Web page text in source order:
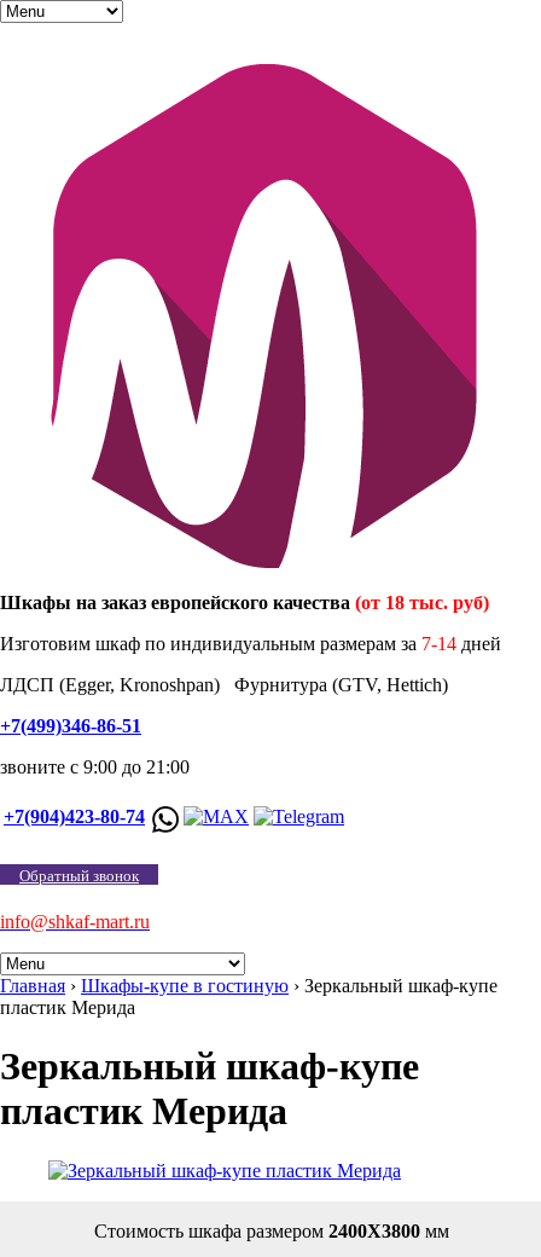
Шкафы на заказ европейского качества (от 18 тыс. руб)
Изготовим шкаф по индивидуальным размерам за 7-14 дней
ЛДСП (Egger, Kronoshpan) Фурнитура (GTV, Hettich)
+7(499)346-86-51
звоните с 9:00 до 21:00
+7(904)423-80-74
Обратный звонок
info@shkaf-mart.ru
Главная › Шкафы-купе в гостиную › Зеркальный шкаф-купе
пластик Мерида
Зеркальный шкаф-купе
пластик Мерида
Стоимость шкафа размером 2400Х3800мм